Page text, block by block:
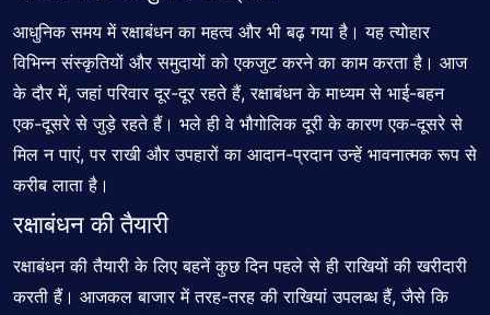
आधुनिक समय मेंरक्षाबंधनका महत्व और भी बढ़ गया है। यह त्योहार
विभिन्न संस्कृतियों और समुदायों को एकजुट करने का काम करता है। आज
के दौर में, जहां परिवार दूर-दूर रहते हैं, रक्षाबंधन के माध्यम से भाई-बहन
एक-दूसरे से जुड़े रहते हैं। भले ही वे भौगोलिक दूरी के कारण एक-दूसरे से
मिल न पाएं, पर राखी और उपहारों का आदान-प्रदान उन्हें भावनात्मक रूप से
करीब लाता है।
रक्षाबंधन की तैयारी
रक्षाबंधन की तैयारी के लिए बहनें कुछ दिन पहले से ही राखियों की खरीदारी
करती हैं। आजकल बाजार में तरह-तरह की राखियां उपलब्ध हैं, जैसे कि